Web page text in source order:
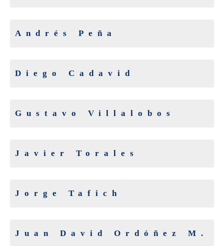
Andrés Peña
Diego Cadavid
Gustavo Villalobos
Javier Torales
Jorge Tafich
Juan David Ordóñez M.